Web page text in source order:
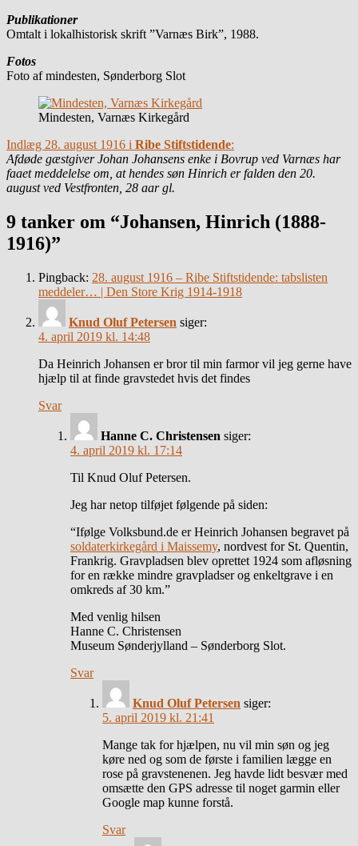
Publikationer
Omtalt i lokalhistorisk skrift ”Varnæs Birk”, 1988.
Fotos
Foto af mindesten, Sønderborg Slot
Mindesten, Varnæs Kirkegård
Indlæg 28. august 1916 i Ribe Stiftstidende:
Afdøde gæstgiver Johan Johansens enke i Bovrup ved Varnæs har
faaet meddelelse om, at hendes søn Hinrich er falden den 20.
august ved Vestfronten, 28 aar gl.
9 tanker om “Johansen, Hinrich (1888-
1916)”
Pingback: 28. august 1916 – Ribe Stiftstidende: tabslisten
meddeler… | Den Store Krig 1914-1918
Knud Oluf Petersen siger:
4. april 2019 kl. 14:48
Da Heinrich Johansen er bror til min farmor vil jeg gerne have
hjælp til at finde gravstedet hvis det findes
Svar
Hanne C. Christensen siger:
4. april 2019 kl. 17:14
Til Knud Oluf Petersen.
Jeg har netop tilføjet følgende på siden:
“Ifølge Volksbund.de er Heinrich Johansen begravet på
soldaterkirkegård i Maissemy, nordvest for St. Quentin,
Frankrig. Gravpladsen blev oprettet 1924 som afløsning
for en række mindre gravpladser og enkeltgrave i en
omkreds af 30 km.”
Med venlig hilsen
Hanne C. Christensen
Museum Sønderjylland – Sønderborg Slot.
Svar
Knud Oluf Petersen siger:
5. april 2019 kl. 21:41
Mange tak for hjælpen, nu vil min søn og jeg
køre ned og som de første i familien lægge en
rose på gravstenenen. Jeg havde lidt besvær med
omsætte den GPS adresse til noget garmin eller
Google map kunne forstå.
Svar